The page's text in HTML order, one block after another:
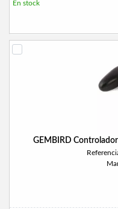
En stock
GEMBIRD